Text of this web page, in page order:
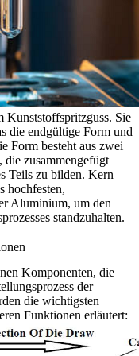
Kunststoffspritzguss. Sie
die endgültige Form und
Form besteht aus zwei
zusammengefügt
Teils zu bilden. Kern
hochfesten,
Aluminium, um den
standzuhalten.
Komponenten, die
der
die wichtigsten
Funktionen erläutert: